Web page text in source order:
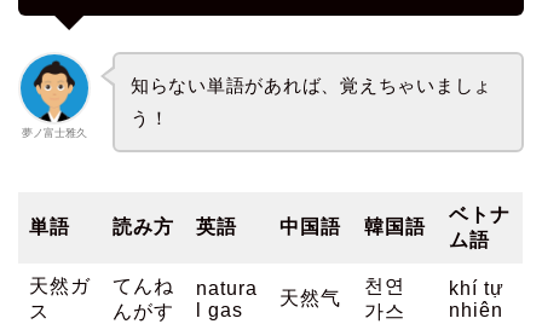
夢ノ富士雅久
知らない単語があれば、覚えちゃいましょ
う！
単語 読み方 英語 中国語 韓国語
ベトナ
ム語
天然ガ
ス
てんね
んがす
natura
l gas
天然气
천연
가스
khí tự
nhiên